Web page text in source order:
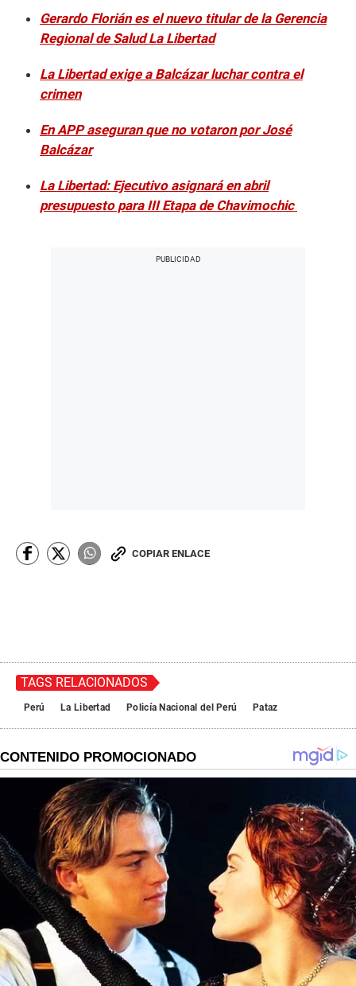
Gerardo Florián es el nuevo titular de la Gerencia
Regional de Salud La Libertad
La Libertad exige a Balcázar luchar contra el
crimen
En APP aseguran que no votaron por José
Balcázar
La Libertad: Ejecutivo asignará en abril
presupuesto para III Etapa de Chavimochic
COPIAR ENLACE
TAGS RELACIONADOS
Perú La Libertad Policía Nacional del Perú Pataz